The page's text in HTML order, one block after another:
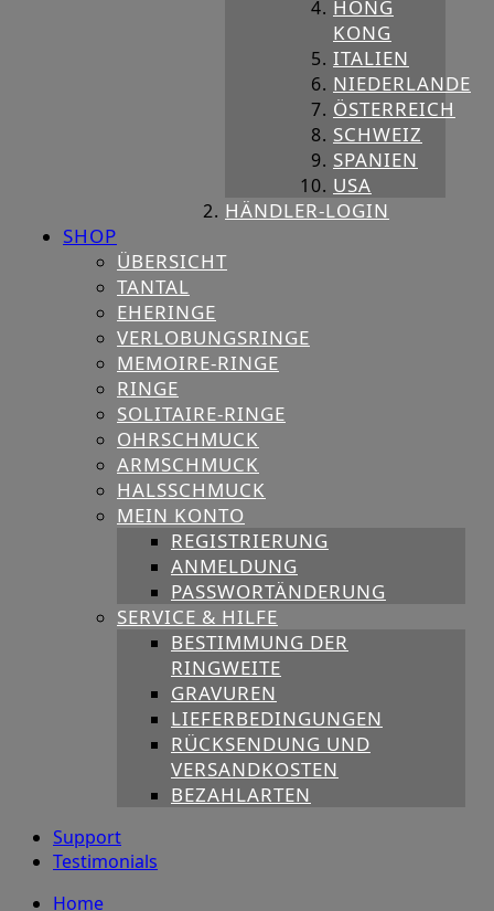
HONG
KONG
ITALIEN
NIEDERLANDE
ÖSTERREICH
SCHWEIZ
SPANIEN
USA
HÄNDLER-LOGIN
SHOP
ÜBERSICHT
TANTAL
EHERINGE
VERLOBUNGSRINGE
MEMOIRE-RINGE
RINGE
SOLITAIRE-RINGE
OHRSCHMUCK
ARMSCHMUCK
HALSSCHMUCK
MEIN KONTO
REGISTRIERUNG
ANMELDUNG
PASSWORTÄNDERUNG
SERVICE & HILFE
BESTIMMUNG DER
RINGWEITE
GRAVUREN
LIEFERBEDINGUNGEN
RÜCKSENDUNG UND
VERSANDKOSTEN
BEZAHLARTEN
Support
Testimonials
Home